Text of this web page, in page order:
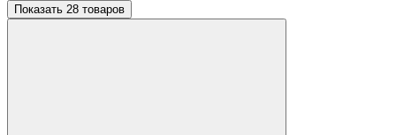
Показать 28 товаров